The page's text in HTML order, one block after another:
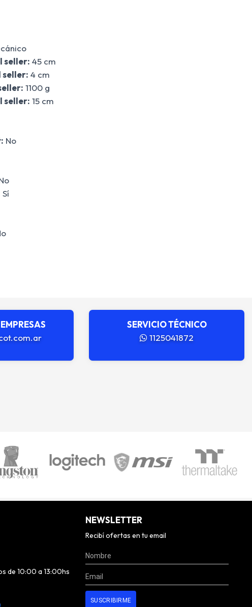
seller: 45 cm
seller: 4 cm
1100 g
seller: 15 cm
No
Sí
SERVICIO TÉCNICO
1125041872
de 10:00 a 13:00hs
NEWSLETTER
Recibí ofertas en tu email